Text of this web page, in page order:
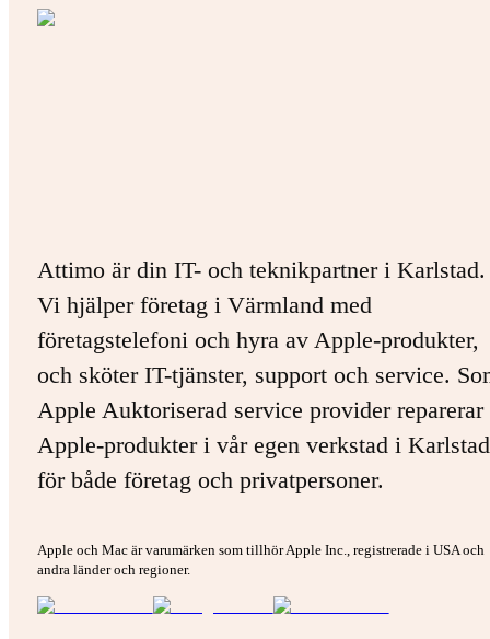
Attimo är din IT- och teknikpartner i Karlstad.
Vi hjälper företag i Värmland med
företagstelefoni och hyra av Apple-produkter,
och sköter IT-tjänster, support och service.
Apple Auktoriserad service provider
Apple-produkter i vår egen verkstad i
för både företag och privatpersoner.
Apple och Mac är varumärken som tillhör Apple Inc., registrerade i USA och
andra länder och regioner.